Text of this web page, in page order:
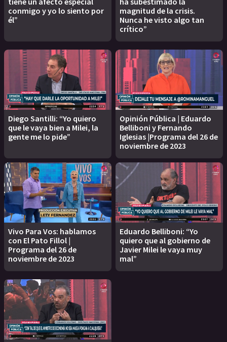
conmigo y yo lo siento por
él”
magnitud de la crisis.
Nunca he visto algo tan
crítico”
Diego Santilli: “Yo quiero
que le vaya bien a Milei, la
gente me lo pide”
Opinión Pública | Eduardo
Belliboni y Fernando
Iglesias |Programa del 26 de
noviembre de 2023
Vivo Para Vos: hablamos
con El Pato Fillol |
Programa del 26 de
noviembre de 2023
Eduardo Belliboni: “Yo
quiero que al gobierno de
Javier Milei le vaya muy
mal”